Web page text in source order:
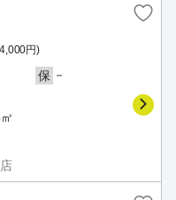
円)
保 －